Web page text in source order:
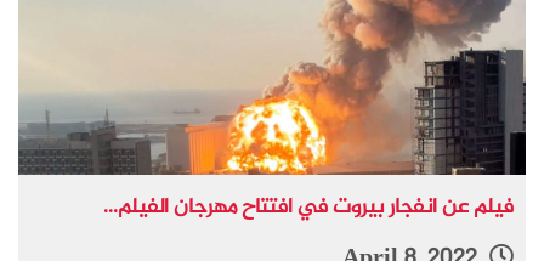
فيلم عن انفجار بيروت في افتتاح مهرجان الفيلم...